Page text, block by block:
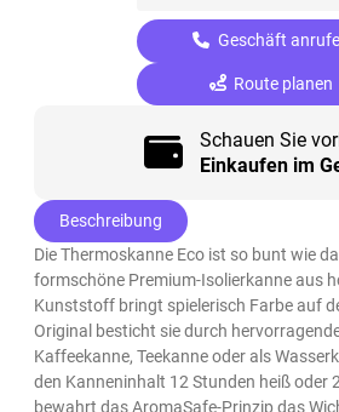
Geschäft
Route planen
Schauen Sie
Einkaufen im
Beschreibung
Die Thermoskanne Eco ist so bunt wie
formschöne Premium-Isolierkanne aus
Kunststoff bringt spielerisch Farbe auf
Original besticht sie durch
Kaffeekanne, Teekanne oder als
den Kanneninhalt 12 Stunden heiß oder
bewahrt das AromaSafe-Prinzip das